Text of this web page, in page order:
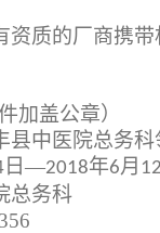
资质的厂商携
加盖公章）
县中医院总务科
日—2018年6月
总务科